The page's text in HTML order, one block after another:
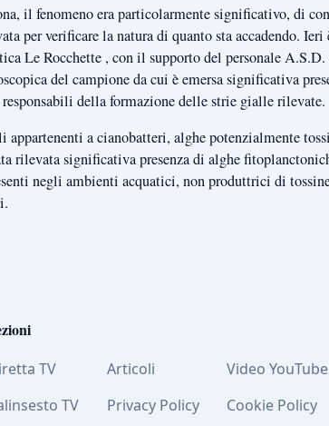
il fenomeno era particolarmente significativo, di
per verificare la natura di quanto sta accadendo.
Le Rocchette , con il supporto del personale
del campione da cui è emersa significativa
della formazione delle strie gialle rilevate.
a cianobatteri, alghe potenzialmente
rilevata significativa presenza di alghe
negli ambienti acquatici, non produttrici di
TV Articoli
Video YouTube
TV
Privacy Policy Cookie Policy